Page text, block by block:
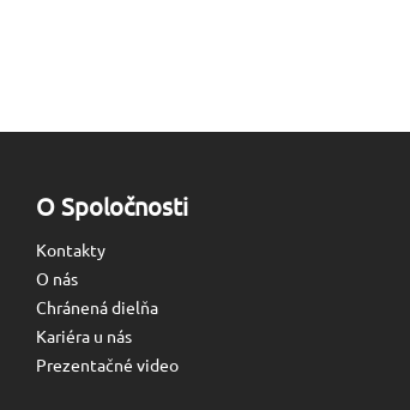
O Spoločnosti
Kontakty
O nás
Chránená dielňa
Kariéra u nás
Prezentačné video